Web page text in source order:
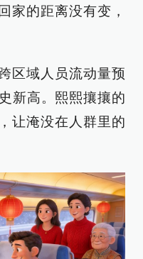
家的距离没有变，
区域人员流动量预
新高。熙熙攘攘的
让淹没在人群里的